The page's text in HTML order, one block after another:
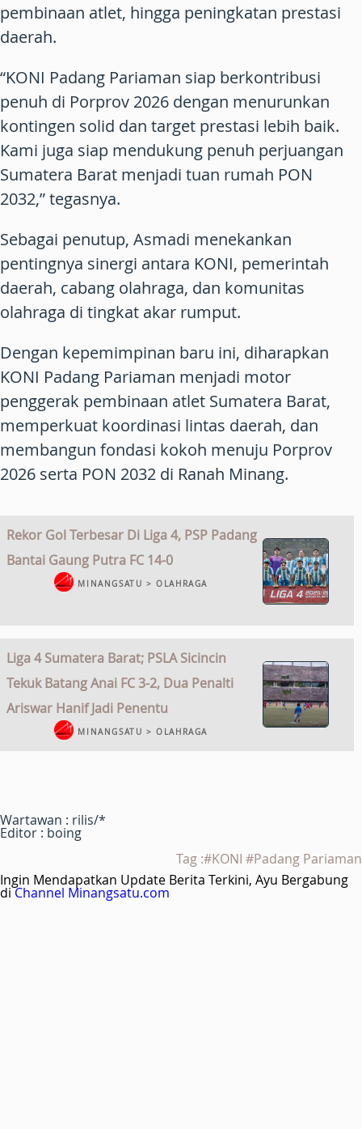
pembinaan atlet, hingga peningkatan prestasi
daerah.
“KONI Padang Pariaman siap berkontribusi
penuh di Porprov 2026 dengan menurunkan
kontingen solid dan target prestasi lebih baik.
Kami juga siap mendukung penuh perjuangan
Sumatera Barat menjadi tuan rumah PON
2032,” tegasnya.
Sebagai penutup, Asmadi menekankan
pentingnya sinergi antara KONI, pemerintah
daerah, cabang olahraga, dan komunitas
olahraga di tingkat akar rumput.
Dengan kepemimpinan baru ini, diharapkan
KONI Padang Pariaman menjadi motor
penggerak pembinaan atlet Sumatera Barat,
memperkuat koordinasi lintas daerah, dan
membangun fondasi kokoh menuju Porprov
2026 serta PON 2032 di Ranah Minang.
Rekor Gol Terbesar Di Liga 4, PSP Padang
Bantai Gaung Putra FC 14-0
MINANGSATU > OLAHRAGA
Liga 4 Sumatera Barat; PSLA Sicincin
Tekuk Batang Anai FC 3-2, Dua Penalti
Ariswar Hanif Jadi Penentu
MINANGSATU > OLAHRAGA
Wartawan : rilis/*
Editor : boing
Tag :#KONI #Padang Pariaman
Ingin Mendapatkan Update Berita Terkini, Ayu Bergabung
diChannel Minangsatu.com